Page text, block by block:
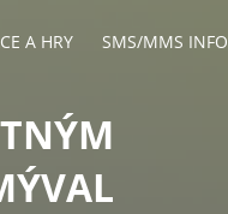
A HRY SMS/MMS INFO